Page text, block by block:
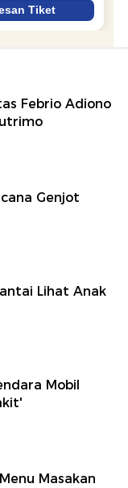
Febrio Adiono
Genjot
Lihat Anak
Mobil
Masakan